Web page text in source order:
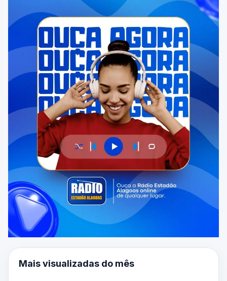
Mais visualizadas do mês